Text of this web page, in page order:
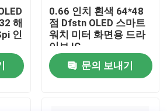
해
인
0.66 인치 흰색 64*48
점 Dfstn OLED 스마트
워치 미터 화면용 드라
이브 IC
문의 보내기